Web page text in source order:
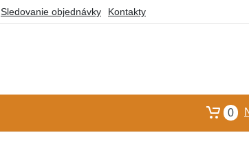
Sledovanie objednávky Kontakty
0